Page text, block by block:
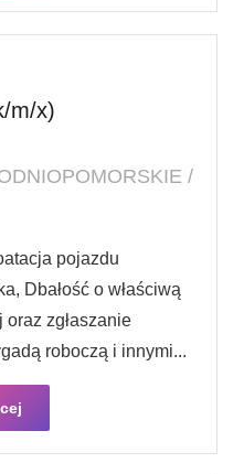
m/x)
/
pojazdu
Dbałość o właściwą
oraz zgłaszanie
roboczą i innymi...